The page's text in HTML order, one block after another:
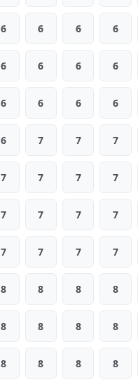
6 6 6 6
6 6 6 6
6 6 6 6
6 7 7 7
7 7 7 7
7 7 7 7
7 7 7 7
8 8 8 8
8 8 8 8
8 8 8 8